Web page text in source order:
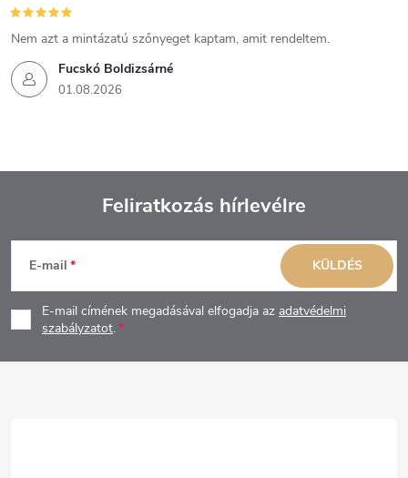
Fucskó Boldizsárné
01.08.2026
Nem azt a mintázatú szőnyeget kaptam, amit rendeltem.
L
á
b
Feliratkozás hírlevélre
E-mail
E-mail címének megadásával elfogadja az adatvédelmi
szabályzatot.
KÜLDÉS